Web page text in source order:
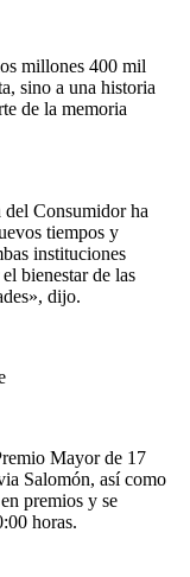
millones 400 mil
sino a una historia
de la memoria
Consumidor ha
tiempos y
instituciones
bienestar de las
dijo.
Mayor de 17
Salomón, así como
premios y se
horas.